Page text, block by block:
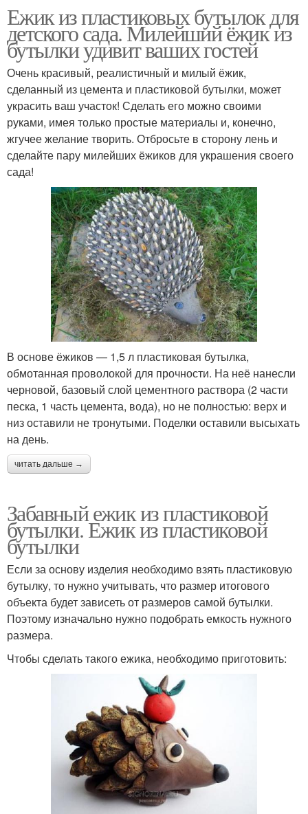
Ежик из пластиковых бутылок для
детского сада. Милейший ёжик из
бутылки удивит ваших гостей
Очень красивый, реалистичный и милый ёжик,
сделанный из цемента и пластиковой бутылки, может
украсить ваш участок! Сделать его можно своими
руками, имея только простые материалы и, конечно,
жгучее желание творить. Отбросьте в сторону лень и
сделайте пару милейших ёжиков для украшения своего
сада!
В основе ёжиков — 1,5 л пластиковая бутылка,
обмотанная проволокой для прочности. На неё нанесли
черновой, базовый слой цементного раствора (2 части
песка, 1 часть цемента, вода), но не полностью: верх и
низ оставили не тронутыми. Поделки оставили высыхать
на день.
читать дальше →
Забавный ежик из пластиковой
бутылки. Ежик из пластиковой
бутылки
Если за основу изделия необходимо взять пластиковую
бутылку, то нужно учитывать, что размер итогового
объекта будет зависеть от размеров самой бутылки.
Поэтому изначально нужно подобрать емкость нужного
размера.
Чтобы сделать такого ежика, необходимо приготовить: